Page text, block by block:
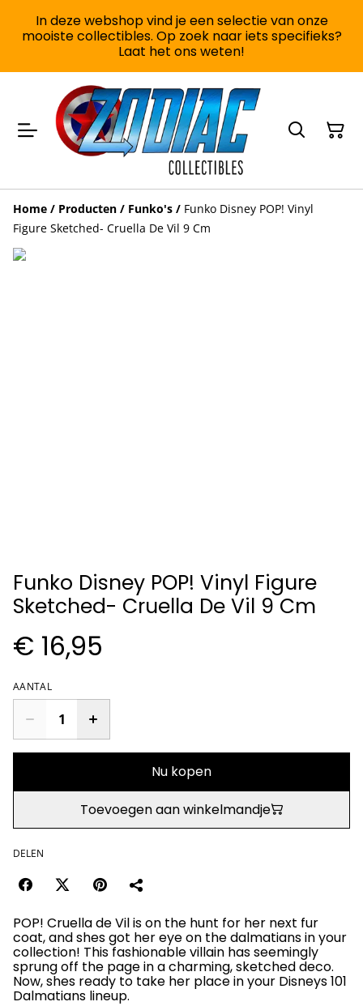
In deze webshop vind je een selectie van onze
mooiste collectibles. Op zoek naar iets specifieks?
Laat het ons weten!
Home / Producten / Funko's / Funko Disney POP! Vinyl
Figure Sketched- Cruella De Vil 9 Cm
Funko Disney POP! Vinyl Figure
Sketched- Cruella De Vil 9 Cm
€ 16,95
AANTAL
Nu kopen
Toevoegen aan winkelmandje
DELEN
POP! Cruella de Vil is on the hunt for her next fur
coat, and shes got her eye on the dalmatians in your
collection! This fashionable villain has seemingly
sprung off the page in a charming, sketched deco.
Now, shes ready to take her place in your Disneys 101
Dalmatians lineup.